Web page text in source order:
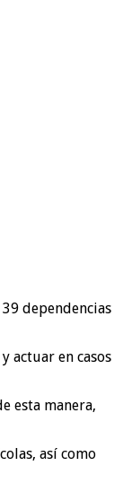
dependencias
actuar en casos
esta manera,
así como